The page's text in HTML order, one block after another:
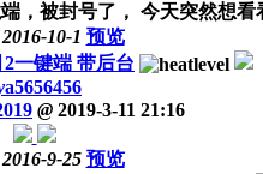
，被封号了， 今天突然想
2016-10-1 预览
一键端 带后台
a5656456
@ 2019-3-11 21:16
2016-9-25 预览